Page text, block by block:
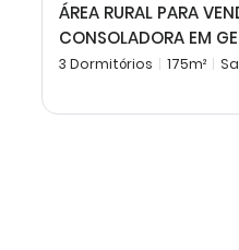
ÁREA RURAL PARA
CONSOLADORA EM
3 Dormitórios 175m²